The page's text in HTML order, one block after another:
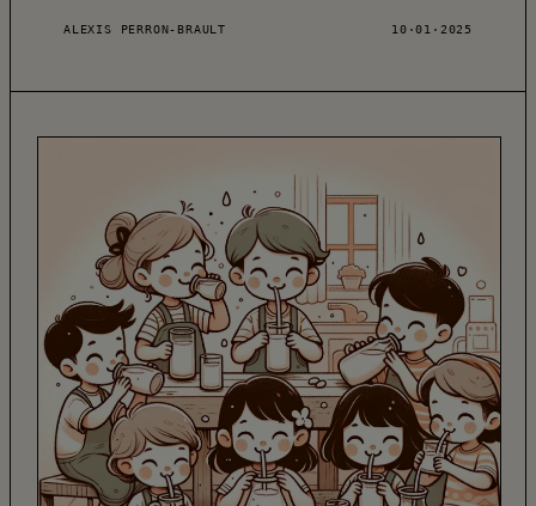
ALEXIS PERRON-BRAULT 10·01·2025